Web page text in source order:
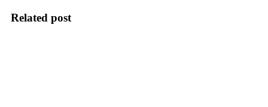
Related post